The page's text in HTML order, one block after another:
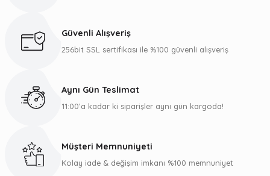
Güvenli Alışveriş
256bit SSL sertifikası ile %100 güvenli alışveriş
Aynı Gün Teslimat
11:00’a kadar ki siparişler aynı gün kargoda!
Müşteri Memnuniyeti
Kolay iade & değişim imkanı %100 memnuniyet